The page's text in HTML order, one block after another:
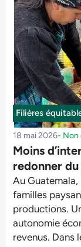
Filières
18 mai 2026- Non
Moins
redonner
Au
familles
productions.
autonomie
revenus. Dans